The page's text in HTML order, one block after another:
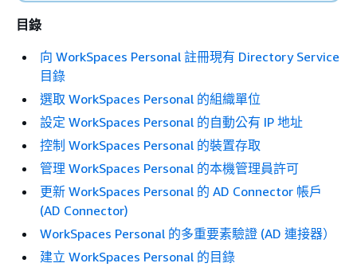
目錄
向 WorkSpaces Personal 註冊現有 Directory Service
目錄
選取 WorkSpaces Personal 的組織單位
設定 WorkSpaces Personal 的自動公有 IP 地址
控制 WorkSpaces Personal 的裝置存取
管理 WorkSpaces Personal 的本機管理員許可
更新 WorkSpaces Personal 的 AD Connector 帳戶
(AD Connector)
WorkSpaces Personal 的多重要素驗證 (AD 連接器）
建立 WorkSpaces Personal 的目錄